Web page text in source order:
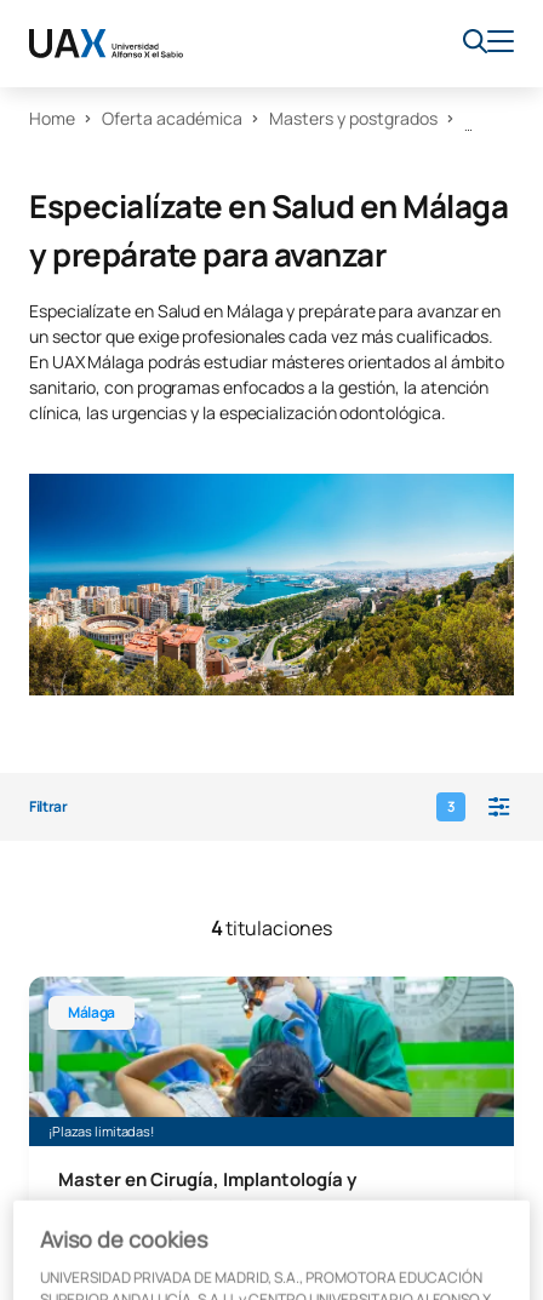
Home Oferta académica Masters y postgrados
Especialízate en Salud en Málaga
y prepárate para avanzar
Especialízate en Salud en Málaga y prepárate para avanzar en
un sector que exige profesionales cada vez más cualificados.
En UAX Málaga podrás estudiar másteres orientados al ámbito
sanitario, con programas enfocados a la gestión, la atención
clínica, las urgencias y la especialización odontológica.
Filtrar 3
4titulaciones
Málaga
¡Plazas limitadas!
Master en Cirugía, Implantología y
IMPRESCINDIBLE TÍTULO DE GRADO EN ODONTOLOGÍA
En colaboración con:
Master en Cirugía, Implantología y Rehabilitación Oral
Aviso de cookies
UNIVERSIDAD PRIVADA DE MADRID, S.A., PROMOTORA EDUCACIÓN